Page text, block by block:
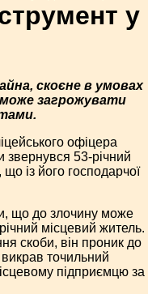
у
скоєне в умовах
загрожувати
офіцера
звернувся 53-річний
із його господарчої
що до злочину може
місцевий житель.
скоби, він проник до
точильний
підприємцю за